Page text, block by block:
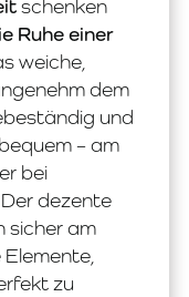
schenken
Ruhe einer
weiche,
dem
und
– am
bei
dezente
sicher am
zu